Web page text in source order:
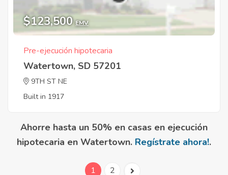
$123,500 EMV
Pre-ejecución hipotecaria
Watertown, SD 57201
9TH ST NE
Built in 1917
Ahorre hasta un 50% en casas en ejecución
hipotecaria en Watertown. Regístrate ahora!.
1 2